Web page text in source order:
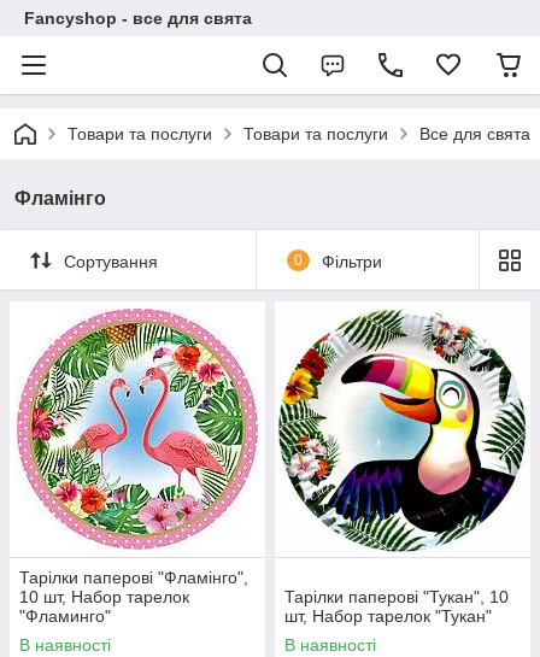
Fancyshop - все для свята
Товари та послуги Товари та послуги Все для свята
Фламінго
Сортування 0 Фільтри
Тарілки паперові "Фламінго",
10 шт, Набор тарелок
"Фламинго"
В наявності
Тарілки паперові "Тукан", 10
шт, Набор тарелок "Тукан"
В наявності